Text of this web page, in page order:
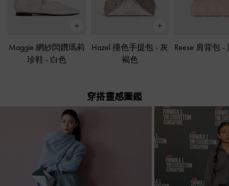
Maggie 網紗閃鑽瑪莉
珍鞋 - 白色
Hazel 撞色手提包 - 灰
褐色
Reese 肩背包 -
穿搭靈感圖鑑